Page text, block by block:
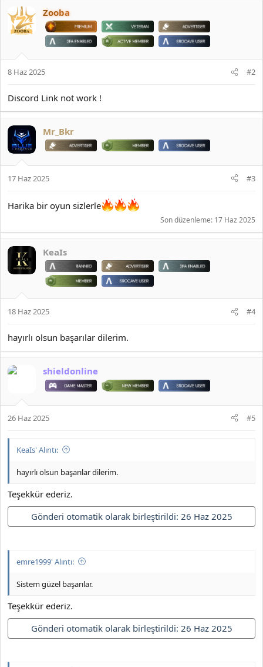
l
e
Zooba
8 Haz 2025 #2
Discord Link not work !
Mr_Bkr
17 Haz 2025 #3
Harika bir oyun sizlerle
Son düzenleme: 17 Haz 2025
KeaIs
18 Haz 2025 #4
hayırlı olsun başarılar dilerim.
shieldonline
26 Haz 2025 #5
KeaIs' Alıntı:
hayırlı olsun başarılar dilerim.
Teşekkür ederiz.
Gönderi otomatik olarak birleştirildi: 26 Haz 2025
emre1999' Alıntı:
Sistem güzel başarılar.
Teşekkür ederiz.
Gönderi otomatik olarak birleştirildi: 26 Haz 2025